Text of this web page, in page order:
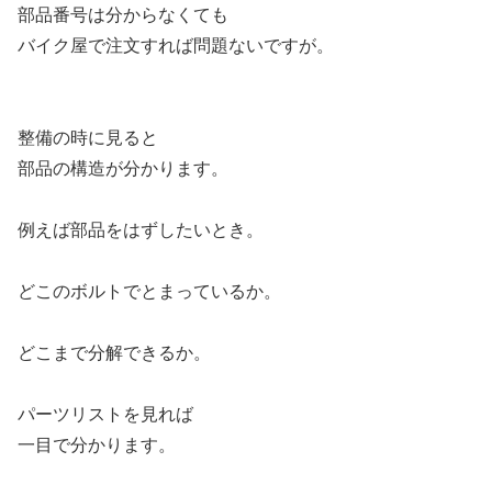
部品番号は分からなくても
バイク屋で注文すれば問題ないですが。
整備の時に見ると
部品の構造が分かります。
例えば部品をはずしたいとき。
どこのボルトでとまっているか。
どこまで分解できるか。
パーツリストを見れば
一目で分かります。